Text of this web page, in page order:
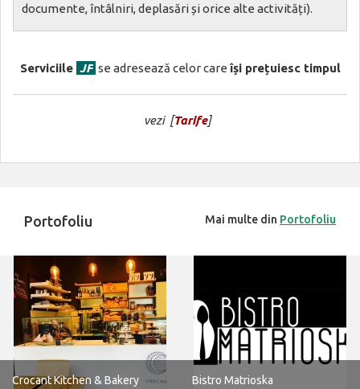
documente, întâlniri, deplasări și orice alte activități).
Serviciile JF se adresează celor care își prețuiesc timpul
vezi [Tarife]
Portofoliu Mai multe din Portofoliu
Crocant Kitchen & Bakery Bistro Matrioska